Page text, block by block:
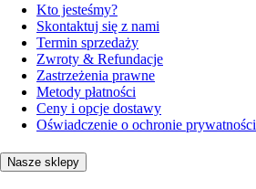
Kto jesteśmy?
Skontaktuj się z nami
Termin sprzedaży
Zwroty & Refundacje
Zastrzeżenia prawne
Metody płatności
Ceny i opcje dostawy
Oświadczenie o ochronie prywatności
Nasze sklepy